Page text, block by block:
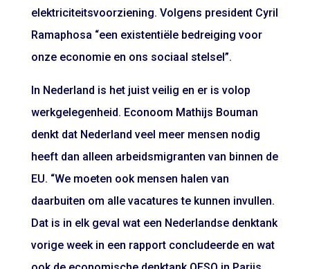
elektriciteitsvoorziening. Volgens president Cyril
Ramaphosa “een existentiële bedreiging voor
onze economie en ons sociaal stelsel”.
In Nederland is het juist veilig en er is volop
werkgelegenheid. Econoom Mathijs Bouman
denkt dat Nederland veel meer mensen nodig
heeft dan alleen arbeidsmigranten van binnen de
EU. “We moeten ook mensen halen van
daarbuiten om alle vacatures te kunnen invullen.
Dat is in elk geval wat een Nederlandse denktank
vorige week in een rapport concludeerde en wat